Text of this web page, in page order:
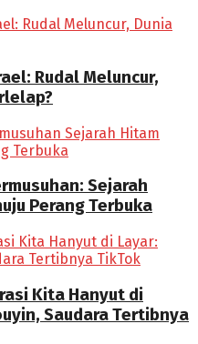
Rudal Meluncur,
Sejarah
Perang Terbuka
Kita Hanyut di
Saudara Tertibnya